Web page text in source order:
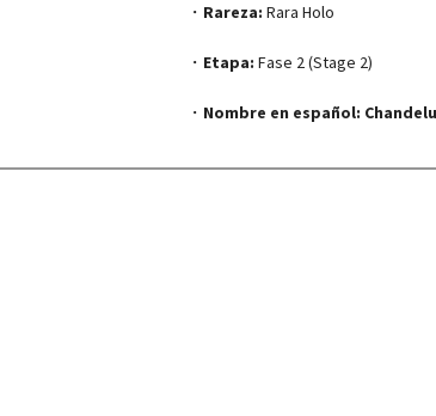
・ Rareza: Rara Holo
・ Etapa: Fase 2 (Stage 2)
・ Nombre en español: